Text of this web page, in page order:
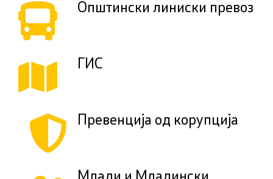
Општински линиски превоз
ГИС
Превенција од корупција